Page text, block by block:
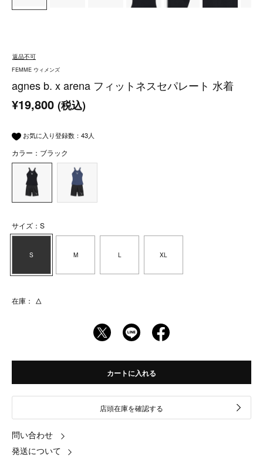
返品不可
FEMME ウィメンズ
agnes b. x arena フィットネスセパレート 水着
¥19,800 (税込)
お気に入り登録数： 43人
カラー：ブラック
サイズ：S
S M L XL
在庫： △
カートに入れる
店頭在庫を確認する
問い合わせ
発送について